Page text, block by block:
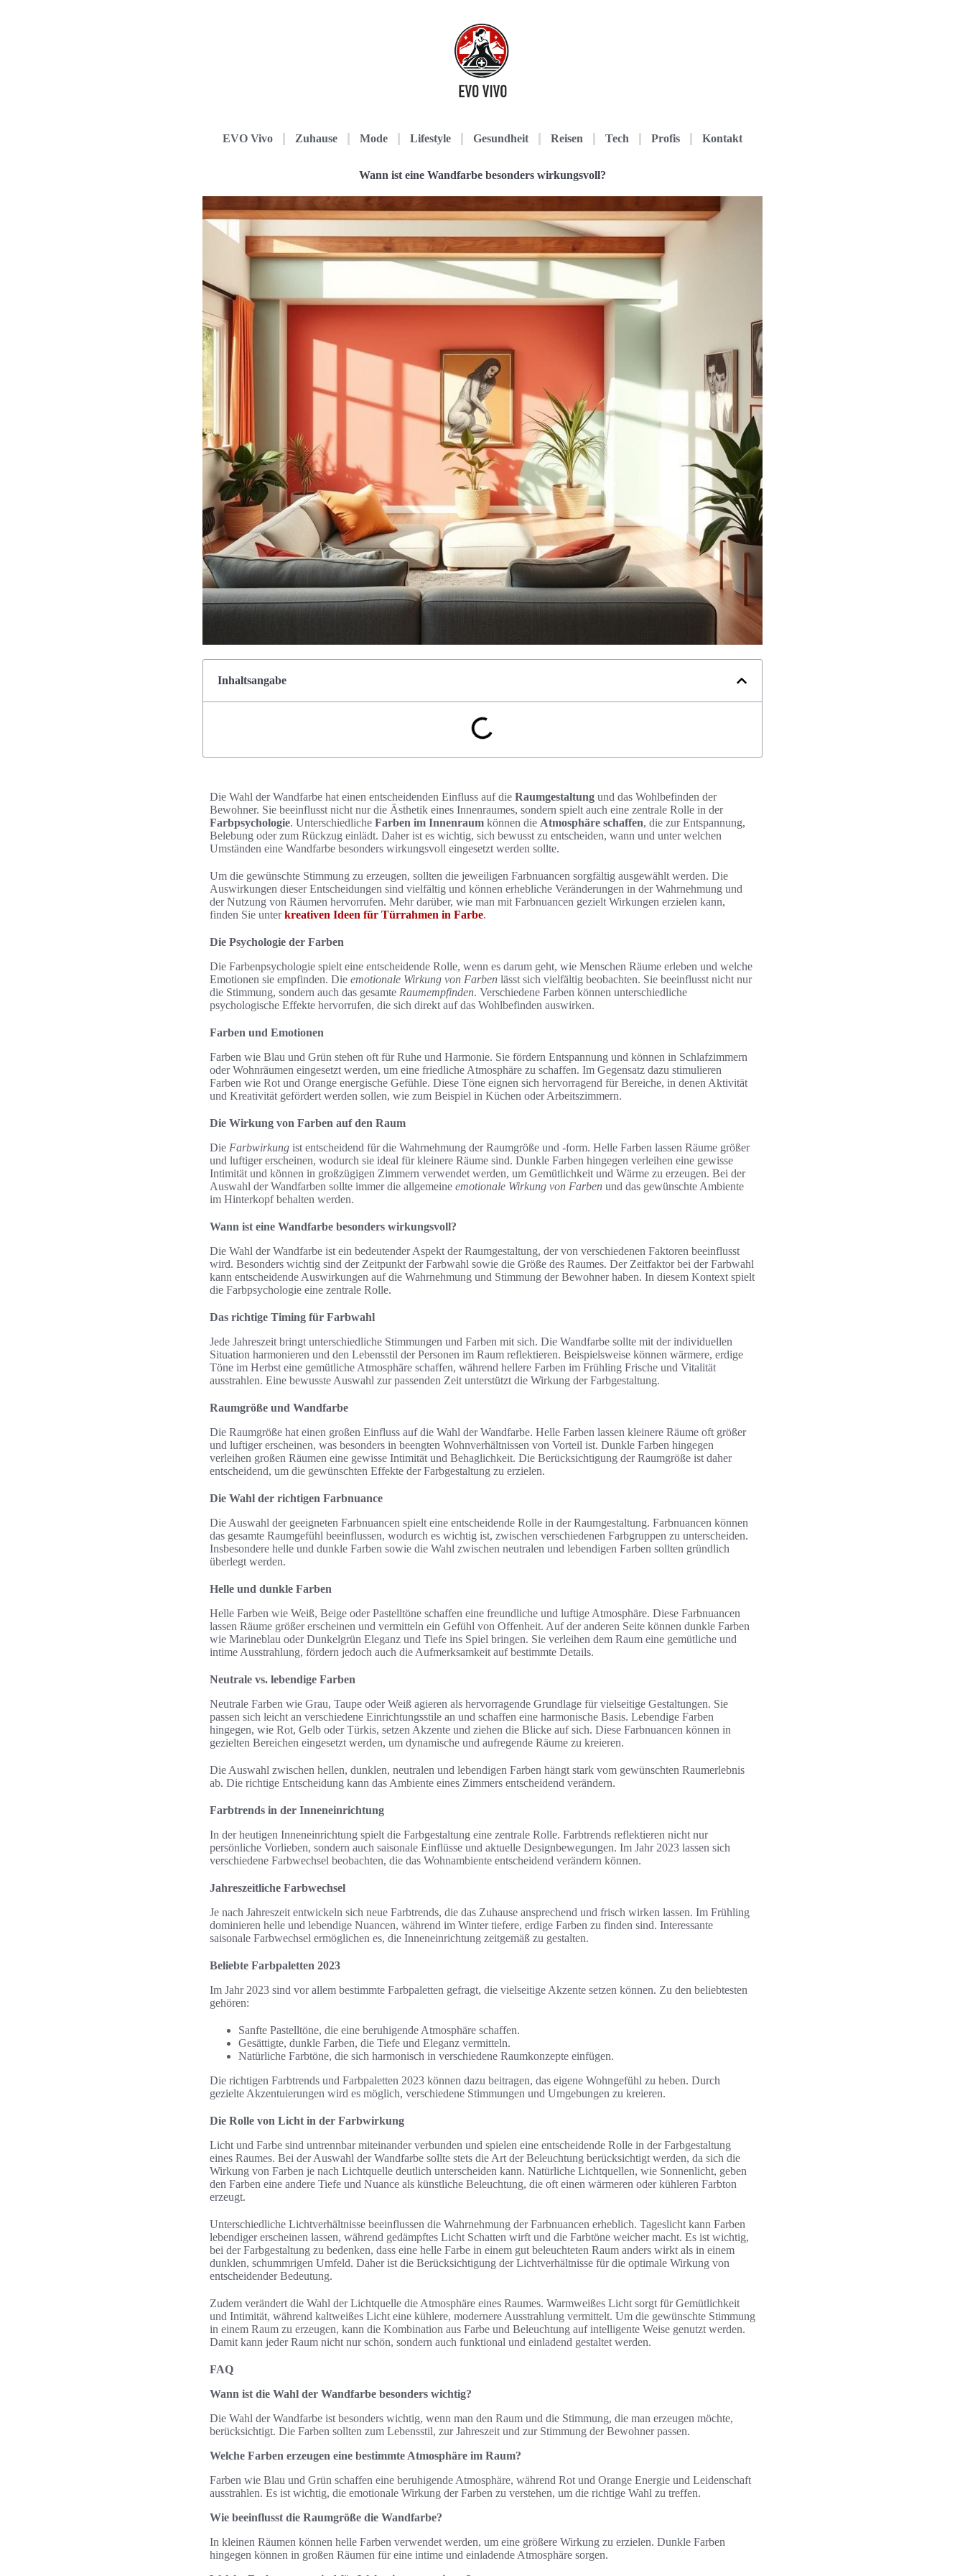
EVO Vivo Zuhause Mode Lifestyle Gesundheit Reisen Tech Profis Kontakt
Wann ist eine Wandfarbe besonders wirkungsvoll?
Inhaltsangabe
Die Wahl der Wandfarbe hat einen entscheidenden Einfluss auf die Raumgestaltung und das Wohlbefinden der
Bewohner. Sie beeinflusst nicht nur die Ästhetik eines Innenraumes, sondern spielt auch eine zentrale Rolle in der
Farbpsychologie. Unterschiedliche Farben im Innenraum können die Atmosphäre schaffen, die zur Entspannung,
Belebung oder zum Rückzug einlädt. Daher ist es wichtig, sich bewusst zu entscheiden, wann und unter welchen
Umständen eine Wandfarbe besonders wirkungsvoll eingesetzt werden sollte.
Um die gewünschte Stimmung zu erzeugen, sollten die jeweiligen Farbnuancen sorgfältig ausgewählt werden. Die
Auswirkungen dieser Entscheidungen sind vielfältig und können erhebliche Veränderungen in der Wahrnehmung und
der Nutzung von Räumen hervorrufen. Mehr darüber, wie man mit Farbnuancen gezielt Wirkungen erzielen kann,
finden Sie unterkreativen Ideen für Türrahmen in Farbe.
Die Psychologie der Farben
Die Farbenpsychologie spielt eine entscheidende Rolle, wenn es darum geht, wie Menschen Räume erleben und welche
Emotionen sie empfinden. Die emotionale Wirkung von Farben lässt sich vielfältig beobachten. Sie beeinflusst nicht nur
die Stimmung, sondern auch das gesamte Raumempfinden. Verschiedene Farben können unterschiedliche
psychologische Effekte hervorrufen, die sich direkt auf das Wohlbefinden auswirken.
Farben und Emotionen
Farben wie Blau und Grün stehen oft für Ruhe und Harmonie. Sie fördern Entspannung und können in Schlafzimmern
oder Wohnräumen eingesetzt werden, um eine friedliche Atmosphäre zu schaffen. Im Gegensatz dazu stimulieren
Farben wie Rot und Orange energische Gefühle. Diese Töne eignen sich hervorragend für Bereiche, in denen Aktivität
und Kreativität gefördert werden sollen, wie zum Beispiel in Küchen oder Arbeitszimmern.
Die Wirkung von Farben auf den Raum
Die Farbwirkung ist entscheidend für die Wahrnehmung der Raumgröße und -form. Helle Farben lassen Räume größer
und luftiger erscheinen, wodurch sie ideal für kleinere Räume sind. Dunkle Farben hingegen verleihen eine gewisse
Intimität und können in großzügigen Zimmern verwendet werden, um Gemütlichkeit und Wärme zu erzeugen. Bei der
Auswahl der Wandfarben sollte immer die allgemeine emotionale Wirkung von Farben und das gewünschte Ambiente
im Hinterkopf behalten werden.
Wann ist eine Wandfarbe besonders wirkungsvoll?
Die Wahl der Wandfarbe ist ein bedeutender Aspekt der Raumgestaltung, der von verschiedenen Faktoren beeinflusst
wird. Besonders wichtig sind der Zeitpunkt der Farbwahl sowie die Größe des Raumes. Der Zeitfaktor bei der Farbwahl
kann entscheidende Auswirkungen auf die Wahrnehmung und Stimmung der Bewohner haben. In diesem Kontext spielt
die Farbpsychologie eine zentrale Rolle.
Das richtige Timing für Farbwahl
Jede Jahreszeit bringt unterschiedliche Stimmungen und Farben mit sich. Die Wandfarbe sollte mit der individuellen
Situation harmonieren und den Lebensstil der Personen im Raum reflektieren. Beispielsweise können wärmere, erdige
Töne im Herbst eine gemütliche Atmosphäre schaffen, während hellere Farben im Frühling Frische und Vitalität
ausstrahlen. Eine bewusste Auswahl zur passenden Zeit unterstützt die Wirkung der Farbgestaltung.
Raumgröße und Wandfarbe
Die Raumgröße hat einen großen Einfluss auf die Wahl der Wandfarbe. Helle Farben lassen kleinere Räume oft größer
und luftiger erscheinen, was besonders in beengten Wohnverhältnissen von Vorteil ist. Dunkle Farben hingegen
verleihen großen Räumen eine gewisse Intimität und Behaglichkeit. Die Berücksichtigung der Raumgröße ist daher
entscheidend, um die gewünschten Effekte der Farbgestaltung zu erzielen.
Die Wahl der richtigen Farbnuance
Die Auswahl der geeigneten Farbnuancen spielt eine entscheidende Rolle in der Raumgestaltung. Farbnuancen können
das gesamte Raumgefühl beeinflussen, wodurch es wichtig ist, zwischen verschiedenen Farbgruppen zu unterscheiden.
Insbesondere helle und dunkle Farben sowie die Wahl zwischen neutralen und lebendigen Farben sollten gründlich
überlegt werden.
Helle und dunkle Farben
Helle Farben wie Weiß, Beige oder Pastelltöne schaffen eine freundliche und luftige Atmosphäre. Diese Farbnuancen
lassen Räume größer erscheinen und vermitteln ein Gefühl von Offenheit. Auf der anderen Seite können dunkle Farben
wie Marineblau oder Dunkelgrün Eleganz und Tiefe ins Spiel bringen. Sie verleihen dem Raum eine gemütliche und
intime Ausstrahlung, fördern jedoch auch die Aufmerksamkeit auf bestimmte Details.
Neutrale vs. lebendige Farben
Neutrale Farben wie Grau, Taupe oder Weiß agieren als hervorragende Grundlage für vielseitige Gestaltungen. Sie
passen sich leicht an verschiedene Einrichtungsstile an und schaffen eine harmonische Basis. Lebendige Farben
hingegen, wie Rot, Gelb oder Türkis, setzen Akzente und ziehen die Blicke auf sich. Diese Farbnuancen können in
gezielten Bereichen eingesetzt werden, um dynamische und aufregende Räume zu kreieren.
Die Auswahl zwischen hellen, dunklen, neutralen und lebendigen Farben hängt stark vom gewünschten Raumerlebnis
ab. Die richtige Entscheidung kann das Ambiente eines Zimmers entscheidend verändern.
Farbtrends in der Inneneinrichtung
In der heutigen Inneneinrichtung spielt die Farbgestaltung eine zentrale Rolle. Farbtrends reflektieren nicht nur
persönliche Vorlieben, sondern auch saisonale Einflüsse und aktuelle Designbewegungen. Im Jahr 2023 lassen sich
verschiedene Farbwechsel beobachten, die das Wohnambiente entscheidend verändern können.
Jahreszeitliche Farbwechsel
Je nach Jahreszeit entwickeln sich neue Farbtrends, die das Zuhause ansprechend und frisch wirken lassen. Im Frühling
dominieren helle und lebendige Nuancen, während im Winter tiefere, erdige Farben zu finden sind. Interessante
saisonale Farbwechsel ermöglichen es, die Inneneinrichtung zeitgemäß zu gestalten.
Beliebte Farbpaletten 2023
Im Jahr 2023 sind vor allem bestimmte Farbpaletten gefragt, die vielseitige Akzente setzen können. Zu den beliebtesten
gehören:
Sanfte Pastelltöne, die eine beruhigende Atmosphäre schaffen.
Gesättigte, dunkle Farben, die Tiefe und Eleganz vermitteln.
Natürliche Farbtöne, die sich harmonisch in verschiedene Raumkonzepte einfügen.
Die richtigen Farbtrends und Farbpaletten 2023 können dazu beitragen, das eigene Wohngefühl zu heben. Durch
gezielte Akzentuierungen wird es möglich, verschiedene Stimmungen und Umgebungen zu kreieren.
Die Rolle von Licht in der Farbwirkung
Licht und Farbe sind untrennbar miteinander verbunden und spielen eine entscheidende Rolle in der Farbgestaltung
eines Raumes. Bei der Auswahl der Wandfarbe sollte stets die Art der Beleuchtung berücksichtigt werden, da sich die
Wirkung von Farben je nach Lichtquelle deutlich unterscheiden kann. Natürliche Lichtquellen, wie Sonnenlicht, geben
den Farben eine andere Tiefe und Nuance als künstliche Beleuchtung, die oft einen wärmeren oder kühleren Farbton
erzeugt.
Unterschiedliche Lichtverhältnisse beeinflussen die Wahrnehmung der Farbnuancen erheblich. Tageslicht kann Farben
lebendiger erscheinen lassen, während gedämpftes Licht Schatten wirft und die Farbtöne weicher macht. Es ist wichtig,
bei der Farbgestaltung zu bedenken, dass eine helle Farbe in einem gut beleuchteten Raum anders wirkt als in einem
dunklen, schummrigen Umfeld. Daher ist die Berücksichtigung der Lichtverhältnisse für die optimale Wirkung von
entscheidender Bedeutung.
Zudem verändert die Wahl der Lichtquelle die Atmosphäre eines Raumes. Warmweißes Licht sorgt für Gemütlichkeit
und Intimität, während kaltweißes Licht eine kühlere, modernere Ausstrahlung vermittelt. Um die gewünschte Stimmung
in einem Raum zu erzeugen, kann die Kombination aus Farbe und Beleuchtung auf intelligente Weise genutzt werden.
Damit kann jeder Raum nicht nur schön, sondern auch funktional und einladend gestaltet werden.
FAQ
Wann ist die Wahl der Wandfarbe besonders wichtig?
Die Wahl der Wandfarbe ist besonders wichtig, wenn man den Raum und die Stimmung, die man erzeugen möchte,
berücksichtigt. Die Farben sollten zum Lebensstil, zur Jahreszeit und zur Stimmung der Bewohner passen.
Welche Farben erzeugen eine bestimmte Atmosphäre im Raum?
Farben wie Blau und Grün schaffen eine beruhigende Atmosphäre, während Rot und Orange Energie und Leidenschaft
ausstrahlen. Es ist wichtig, die emotionale Wirkung der Farben zu verstehen, um die richtige Wahl zu treffen.
Wie beeinflusst die Raumgröße die Wandfarbe?
In kleinen Räumen können helle Farben verwendet werden, um eine größere Wirkung zu erzielen. Dunkle Farben
hingegen können in großen Räumen für eine intime und einladende Atmosphäre sorgen.